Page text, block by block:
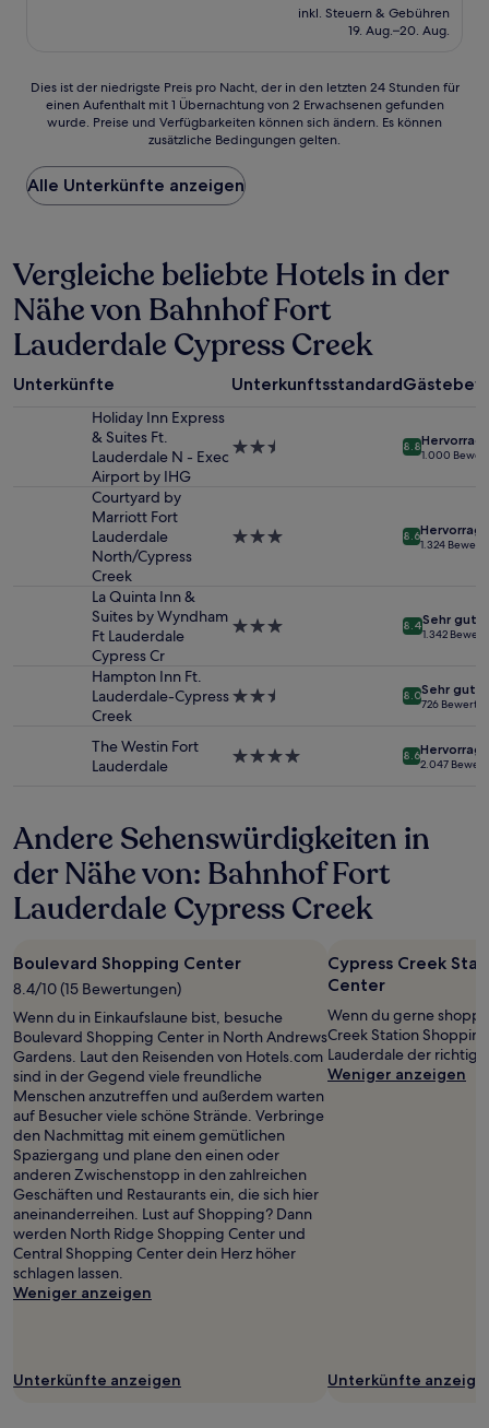
Preis
beträgt
inkl. Steuern & Gebühren
19. Aug.–20. Aug.
Dies
der
Preis
pro
Nacht,
den
letzten
24 Stunden
für
einen
mit
2 Erwachsenen
gefunden
Verfügbarkeiten
zusätzliche
Bedingungen
Dies ist der niedrigste Preis pro Nacht, der in den letzten 24 Stunden für
einen Aufenthalt mit 1 Übernachtung von 2 Erwachsenen gefunden
wurde. Preise und Verfügbarkeiten können sich ändern. Es können
zusätzliche Bedingungen gelten.
Alle Unterkünfte anzeigen
Vergleiche beliebte Hotels in der
Nähe von Bahnhof Fort
Lauderdale Cypress Creek
Unterkünfte Unterkunftsstandard
Holiday Inn Express
& Suites Ft.
Lauderdale N - Exec
Airport by IHG
2.5-
8.8
1.000
Courtyard by
Marriott Fort
Lauderdale
North/Cypress
Creek
3.0-
8.6
1.324
La Quinta Inn &
Suites by Wyndham
Ft Lauderdale
Cypress Cr
3.0-
8.4Sehr gut
1.342
Hampton Inn Ft.
Lauderdale-Cypress
Creek
2.5-
8.0Sehr gut
726
The Westin Fort
Lauderdale
4.0-
8.6
2.047
Andere Sehenswürdigkeiten in
der Nähe von: Bahnhof Fort
Lauderdale Cypress Creek
Boulevard Shopping Center
8.4/10 (15 Bewertungen)
Wenn du in Einkaufslaune bist, besuche
Boulevard Shopping Center in North Andrews
Gardens. Laut den Reisenden von Hotels.com
sind in der Gegend viele freundliche
Menschen anzutreffen und außerdem warten
auf Besucher viele schöne Strände. Verbringe
den Nachmittag mit einem gemütlichen
Spaziergang und plane den einen oder
anderen Zwischenstopp in den zahlreichen
Geschäften und Restaurants ein, die sich hier
aneinanderreihen. Lust auf Shopping? Dann
werden North Ridge Shopping Center und
Central Shopping Center dein Herz höher
schlagen lassen.
Weniger anzeigen
Unterkünfte anzeigen
Cypress Creek
Center
Wenn du gerne
Creek Station
Lauderdale der
Weniger anzeigen
Unterkünfte